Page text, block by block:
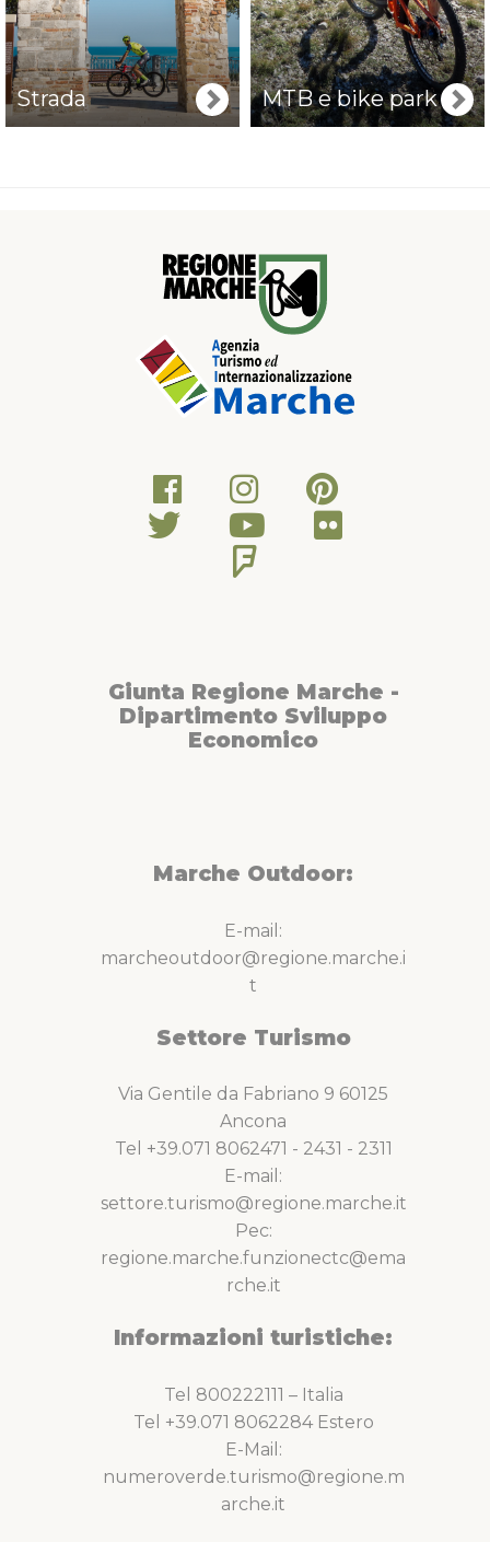
Strada MTB e bike park
Giunta Regione Marche -
Dipartimento Sviluppo
Economico
Marche Outdoor:
E-mail:
marcheoutdoor@regione.marche.i
t
Settore Turismo
Via Gentile da Fabriano 9 60125
Ancona
Tel +39.071 8062471 - 2431 - 2311
E-mail:
settore.turismo@regione.marche.it
Pec:
regione.marche.funzionectc@ema
rche.it
Informazioni turistiche:
Tel 800222111 – Italia
Tel +39.071 8062284 Estero
E-Mail:
numeroverde.turismo@regione.m
arche.it